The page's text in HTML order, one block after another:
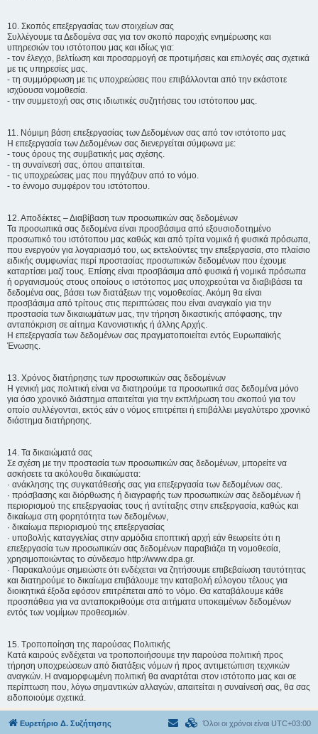
10. Σκοπός επεξεργασίας των στοιχείων σας
Συλλέγουμε τα Δεδομένα σας για τον σκοπό παροχής ενημέρωσης και
υπηρεσιών του ιστότοπου μας και ιδίως για:
- τον έλεγχο, βελτίωση και προσαρμογή σε προτιμήσεις και επιλογές σας σχετικά
με τις υπηρεσίες μας.
- τη συμμόρφωση με τις υποχρεώσεις που επιβάλλονται από την εκάστοτε
ισχύουσα νομοθεσία.
- την συμμετοχή σας στις ιδιωτικές συζητήσεις του ιστότοπου μας.
11. Νόμιμη βάση επεξεργασίας των Δεδομένων σας από τον ιστότοπο μας
Η επεξεργασία των Δεδομένων σας διενεργείται σύμφωνα με:
- τους όρους της συμβατικής μας σχέσης.
- τη συναίνεσή σας, όπου απαιτείται.
- τις υποχρεώσεις μας που πηγάζουν από το νόμο.
- το έννομο συμφέρον του ιστότοπου.
12. Αποδέκτες – Διαβίβαση των προσωπικών σας δεδομένων
Τα προσωπικά σας δεδομένα είναι προσβάσιμα από εξουσιοδοτημένο
προσωπικό του ιστότοπου μας καθώς και από τρίτα νομικά ή φυσικά πρόσωπα,
που ενεργούν για λογαριασμό του, ως εκτελούντες την επεξεργασία, στο πλαίσιο
ειδικής συμφωνίας περί προστασίας προσωπικών δεδομένων που έχουμε
καταρτίσει μαζί τους. Επίσης είναι προσβάσιμα από φυσικά ή νομικά πρόσωπα
ή οργανισμούς στους οποίους ο ιστότοπος μας υποχρεούται να διαβιβάσει τα
δεδομένα σας, βάσει των διατάξεων της νομοθεσίας. Ακόμη θα είναι
προσβάσιμα από τρίτους στις περιπτώσεις που είναι αναγκαίο για την
προστασία των δικαιωμάτων μας, την τήρηση δικαστικής απόφασης, την
ανταπόκριση σε αίτημα Κανονιστικής ή άλλης Αρχής.
Η επεξεργασία των δεδομένων σας πραγματοποιείται εντός Ευρωπαϊκής
Ένωσης.
13. Χρόνος διατήρησης των προσωπικών σας δεδομένων
Η γενική μας πολιτική είναι να διατηρούμε τα προσωπικά σας δεδομένα μόνο
για όσο χρονικό διάστημα απαιτείται για την εκπλήρωση του σκοπού για τον
οποίο συλλέγονται, εκτός εάν ο νόμος επιτρέπει ή επιβάλλει μεγαλύτερο χρονικό
διάστημα διατήρησης.
14. Τα δικαιώματά σας
Σε σχέση με την προστασία των προσωπικών σας δεδομένων, μπορείτε να
ασκήσετε τα ακόλουθα δικαιώματα:
· ανάκλησης της συγκατάθεσής σας για επεξεργασία των δεδομένων σας.
· πρόσβασης και διόρθωσης ή διαγραφής των προσωπικών σας δεδομένων ή
περιορισμού της επεξεργασίας τους ή αντίταξης στην επεξεργασία, καθώς και
δικαίωμα στη φορητότητα των δεδομένων,
· δικαίωμα περιορισμού της επεξεργασίας
· υποβολής καταγγελίας στην αρμόδια εποπτική αρχή εάν θεωρείτε ότι η
επεξεργασία των προσωπικών σας δεδομένων παραβιάζει τη νομοθεσία,
χρησιμοποιώντας το σύνδεσμο http://www.dpa.gr.
· Παρακαλούμε σημειώστε ότι ενδέχεται να ζητήσουμε επιβεβαίωση ταυτότητας
και διατηρούμε το δικαίωμα επιβάλουμε την καταβολή εύλογου τέλους για
διοικητικά έξοδα εφόσον επιτρέπεται από το νόμο. Θα καταβάλουμε κάθε
προσπάθεια για να ανταποκριθούμε στα αιτήματα υποκειμένων δεδομένων
εντός των νομίμων προθεσμιών.
15. Τροποποίηση της παρούσας Πολιτικής
Κατά καιρούς ενδέχεται να τροποποιήσουμε την παρούσα πολιτική προς
τήρηση υποχρεώσεων από διατάξεις νόμων ή προς αντιμετώπιση τεχνικών
αναγκών. Η αναμορφωμένη πολιτική θα αναρτάται στον ιστότοπο μας και σε
περίπτωση που, λόγω σημαντικών αλλαγών, απαιτείται η συναίνεσή σας, θα σας
ειδοποιούμε σχετικά.
Ευρετήριο Δ. Συζήτησης Όλοι οι χρόνοι είναι UTC+03:00